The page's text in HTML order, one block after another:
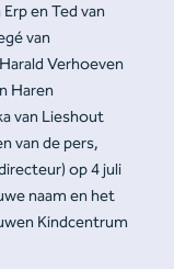
en Ted van
van
Verhoeven
Haren
van Lieshout
van de pers,
op 4 juli
naam en het
Kindcentrum